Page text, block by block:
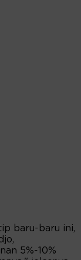
baru-baru ini,
5%-10%